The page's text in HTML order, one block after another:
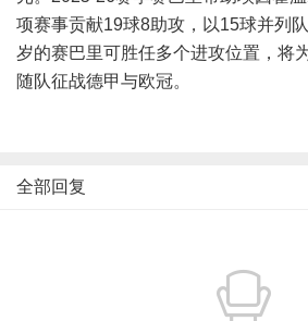
项赛事贡献19球8助攻，以15球并列
岁的赛巴里可胜任多个进攻位置，将
随队征战德甲与欧冠。
全部回复